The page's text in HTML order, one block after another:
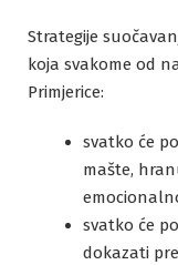
Strategije
koja svakome od
Primjerice:
svatko će
mašte,
svatko će
dokazati